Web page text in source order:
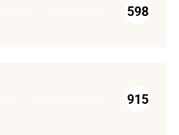
598
915